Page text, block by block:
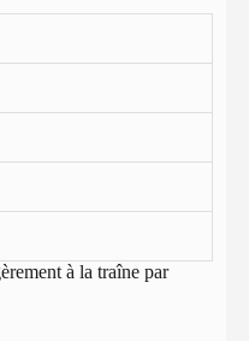
à la traîne par